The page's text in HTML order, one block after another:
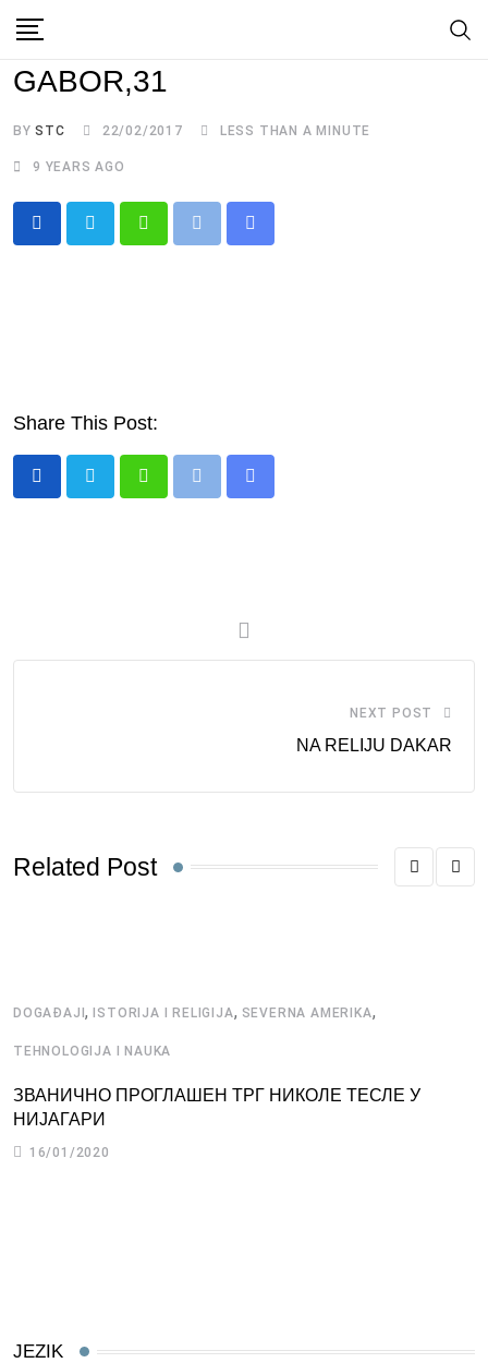
Skip
content
GABOR,31
BYSTC 22/02/2017 LESS THAN A MINUTE
9 YEARS AGO
WhatsappPrint
Share
Share This Post:
WhatsappPrint
Share
NEXT POST
NA RELIJU DAKAR
Related Post
DOGAĐAJI, ISTORIJA I RELIGIJA, SEVERNA AMERIKA,
TEHNOLOGIJA I NAUKA
ЗВАНИЧНО ПРОГЛАШЕН ТРГ НИКОЛЕ ТЕСЛЕ У
НИЈАГАРИ
16/01/2020
JEZIK